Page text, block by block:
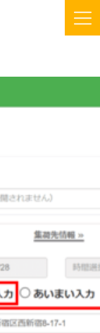
い合わせ
る方に
。